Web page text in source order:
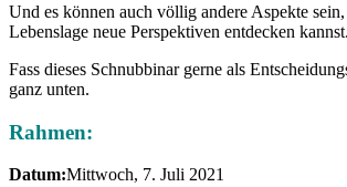
Und es können auch völlig andere Aspekte
Lebenslage neue Perspektiven entdecken kannst.
Fass dieses Schnubbinar gerne als
ganz unten.
Rahmen:
Datum:Mittwoch, 7. Juli 2021